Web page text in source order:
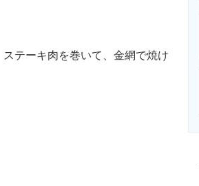
テーキ肉を巻いて、金網で焼け